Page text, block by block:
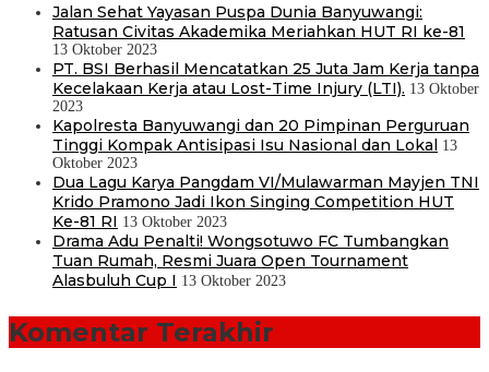
Jalan Sehat Yayasan Puspa Dunia Banyuwangi:
Ratusan Civitas Akademika Meriahkan HUT RI ke-81
13 Oktober 2023
PT. BSI Berhasil Mencatatkan 25 Juta Jam Kerja tanpa
Kecelakaan Kerja atau Lost-Time Injury (LTI). 13 Oktober
2023
Kapolresta Banyuwangi dan 20 Pimpinan Perguruan
Tinggi Kompak Antisipasi Isu Nasional dan Lokal 13
Oktober 2023
Dua Lagu Karya Pangdam VI/Mulawarman Mayjen TNI
Krido Pramono Jadi Ikon Singing Competition HUT
Ke-81 RI 13 Oktober 2023
Drama Adu Penalti! Wongsotuwo FC Tumbangkan
Tuan Rumah, Resmi Juara Open Tournament
Alasbuluh Cup I 13 Oktober 2023
Komentar Terakhir